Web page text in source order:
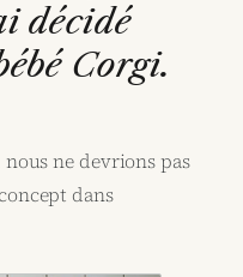
décidé
Corgi.
ne devrions pas
dans